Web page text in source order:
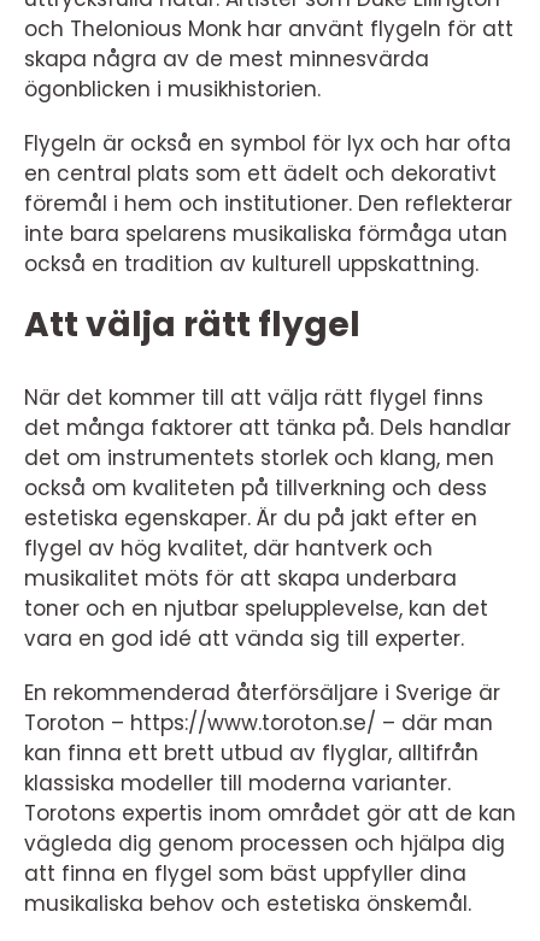
och Thelonious Monk har använt flygeln för att
skapa några av de mest minnesvärda
ögonblicken i musikhistorien.
Flygeln är också en symbol för lyx och har ofta
en central plats som ett ädelt och dekorativt
föremål i hem och institutioner. Den reflekterar
inte bara spelarens musikaliska förmåga utan
också en tradition av kulturell uppskattning.
Att välja rätt flygel
När det kommer till att välja rätt flygel finns
det många faktorer att tänka på. Dels handlar
det om instrumentets storlek och klang, men
också om kvaliteten på tillverkning och dess
estetiska egenskaper. Är du på jakt efter en
flygel av hög kvalitet, där hantverk och
musikalitet möts för att skapa underbara
toner och en njutbar spelupplevelse, kan det
vara en god idé att vända sig till experter.
En rekommenderad återförsäljare i Sverige är
Toroton – https://www.toroton.se/ – där man
kan finna ett brett utbud av flyglar, alltifrån
klassiska modeller till moderna varianter.
Torotons expertis inom området gör att de kan
vägleda dig genom processen och hjälpa dig
att finna en flygel som bäst uppfyller dina
musikaliska behov och estetiska önskemål.